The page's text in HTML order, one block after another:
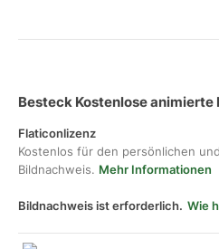
Besteck Kostenlose animierte
Flaticonlizenz
Kostenlos für den persönlichen
Bildnachweis. Mehr Informationen
Bildnachweis ist erforderlich. Wie